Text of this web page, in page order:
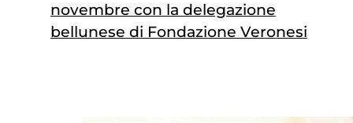
novembre con la delegazione
bellunese di Fondazione Veronesi